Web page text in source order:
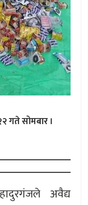
गते सोमबार ।
अवैद्य